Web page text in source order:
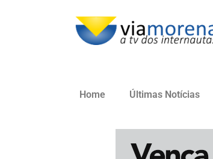
Home Últimas Notícias